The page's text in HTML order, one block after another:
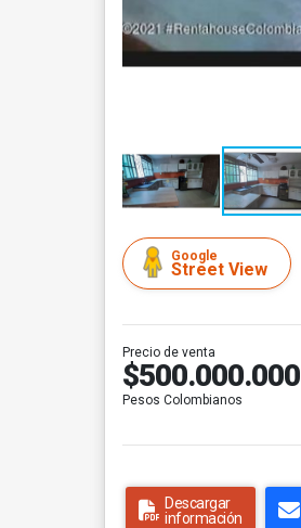
Google
Street View
Precio de venta
$500.000.000
Pesos Colombianos
Descargar
información